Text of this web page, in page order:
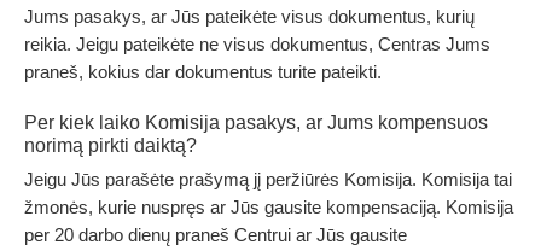
Jums pasakys, ar Jūs pateikėte visus dokumentus, kurių
reikia. Jeigu pateikėte ne visus dokumentus, Centras Jums
praneš, kokius dar dokumentus turite pateikti.
Per kiek laiko Komisija pasakys, ar Jums kompensuos
norimą pirkti daiktą?
Jeigu Jūs parašėte prašymą jį peržiūrės Komisija. Komisija tai
žmonės, kurie nuspręs ar Jūs gausite kompensaciją. Komisija
per 20 darbo dienų praneš Centrui ar Jūs gausite